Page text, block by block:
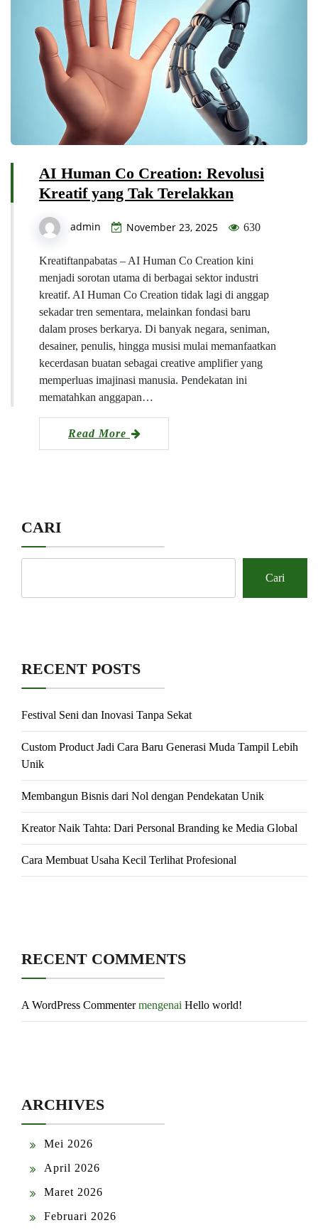
AI Human Co Creation: Revolusi
Kreatif yang Tak Terelakkan
admin November 23, 2025 630
Kreatiftanpabatas – AI Human Co Creation kini
menjadi sorotan utama di berbagai sektor industri
kreatif. AI Human Co Creation tidak lagi di anggap
sekadar tren sementara, melainkan fondasi baru
dalam proses berkarya. Di banyak negara, seniman,
desainer, penulis, hingga musisi mulai memanfaatkan
kecerdasan buatan sebagai creative amplifier yang
memperluas imajinasi manusia. Pendekatan ini
mematahkan anggapan…
Read More
CARI
Cari
RECENT POSTS
Festival Seni dan Inovasi Tanpa Sekat
Custom Product Jadi Cara Baru Generasi Muda Tampil Lebih
Unik
Membangun Bisnis dari Nol dengan Pendekatan Unik
Kreator Naik Tahta: Dari Personal Branding ke Media Global
Cara Membuat Usaha Kecil Terlihat Profesional
RECENT COMMENTS
A WordPress Commentermengenai Hello world!
ARCHIVES
Mei 2026
April 2026
Maret 2026
Februari 2026